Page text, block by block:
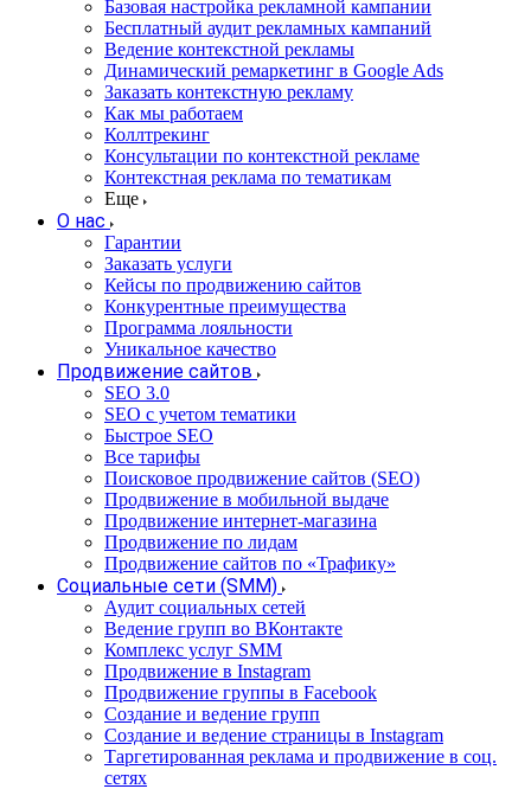
Базовая настройка рекламной кампании
Бесплатный аудит рекламных кампаний
Ведение контекстной рекламы
Динамический ремаркетинг в Google Ads
Заказать контекстную рекламу
Как мы работаем
Коллтрекинг
Консультации по контекстной рекламе
Контекстная реклама по тематикам
Еще
О нас
Гарантии
Заказать услуги
Кейсы по продвижению сайтов
Конкурентные преимущества
Программа лояльности
Уникальное качество
Продвижение сайтов
SEO 3.0
SEO с учетом тематики
Быстрое SEO
Все тарифы
Поисковое продвижение сайтов (SEO)
Продвижение в мобильной выдаче
Продвижение интернет-магазина
Продвижение по лидам
Продвижение сайтов по «Трафику»
Социальные сети (SMM)
Аудит социальных сетей
Ведение групп во ВКонтакте
Комплекс услуг SMM
Продвижение в Instagram
Продвижение группы в Facebook
Создание и ведение групп
Создание и ведение страницы в Instagram
Таргетированная реклама и продвижение в соц.
сетях